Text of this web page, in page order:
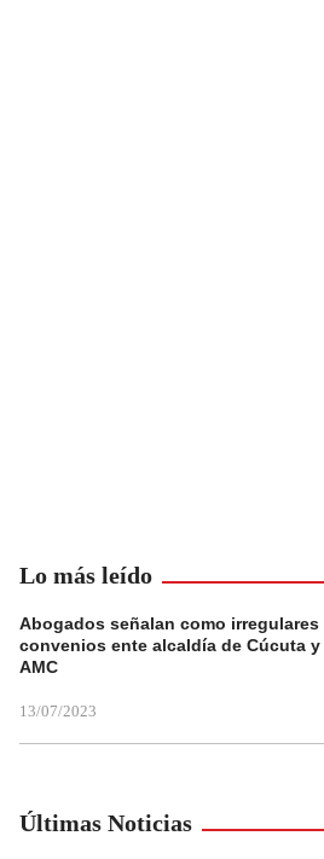
Lo más leído
Abogados señalan como irregulares
convenios ente alcaldía de Cúcuta y
AMC
13/07/2023
Últimas Noticias